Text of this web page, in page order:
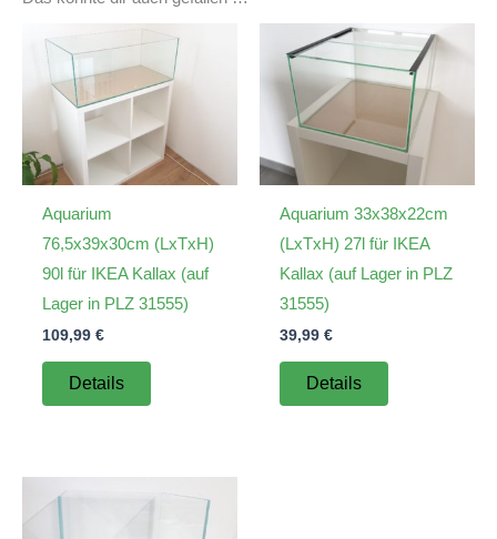
Aquarium
76,5x39x30cm (LxTxH)
90l für IKEA Kallax (auf
Lager in PLZ 31555)
109,99 €
Details
Aquarium 33x38x22cm
(LxTxH) 27l für IKEA
Kallax (auf Lager in PLZ
31555)
39,99 €
Details